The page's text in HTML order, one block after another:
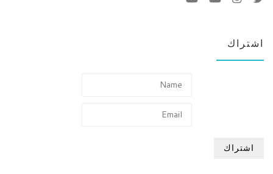
اشتراك